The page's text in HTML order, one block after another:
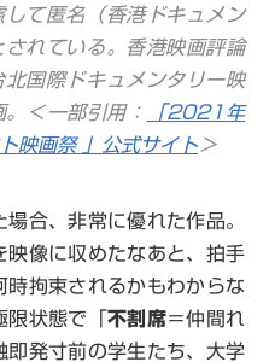
して匿名（香港ドキュメン
れている。香港映画評論
国際ドキュメンタリー映
＜一部引用：
「2021年
映画祭 」公式サイト ＞
合、非常に優れた作品。
映像に収めたなあと、拍手
時拘束されるかもわからな
状態で「 不割席＝仲間れ
即発寸前の学生たち、大学